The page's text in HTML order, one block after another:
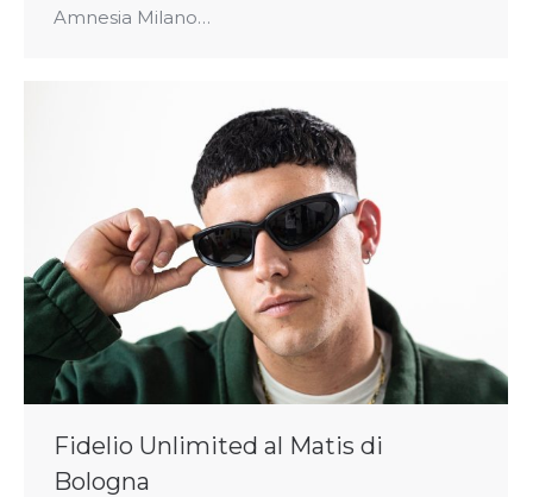
Amnesia Milano…
Fidelio Unlimited al Matis di
Bologna